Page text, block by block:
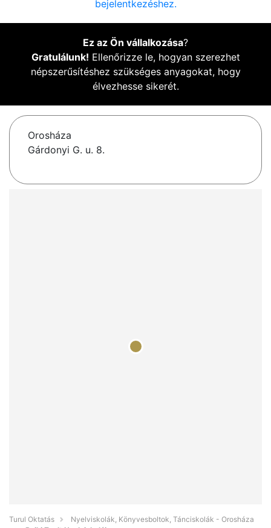
bejelentkezéshez.
Ez az Ön vállalkozása?
Gratulálunk! Ellenőrizze le, hogyan szerezhet
népszerűsítéshez szükséges anyagokat, hogy
élvezhesse sikerét.
Orosháza
Gárdonyi G. u. 8.
Turul Oktatás
Nyelviskolák, Könyvesboltok, Tánciskolák - Orosháza